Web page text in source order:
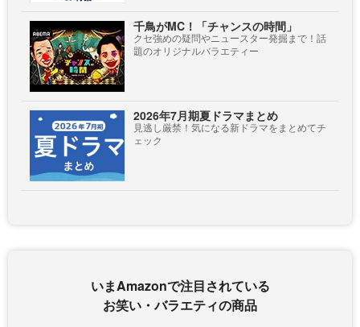
千鳥がMC！「チャンスの時間」
クセ強めの疑問やニュースター発掘まで！話
題のオリジナルバラエティー
2026年7月期夏ドラマまとめ
見逃し厳禁！気になる新ドラマをまとめてチ
ェック
いまAmazonで注目されている
お笑い・バラエティの商品